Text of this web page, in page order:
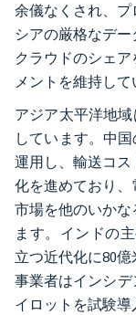
余儀なくされ、
シアの厳格なデ
クラウドのシェ
メントを維持して
アジア太平洋地
しています。中
運用し、輸送コ
化を進めており、
市場を他のいか
ます。インドの
立つ近代化に80
事業者はインシ
イロットを試験